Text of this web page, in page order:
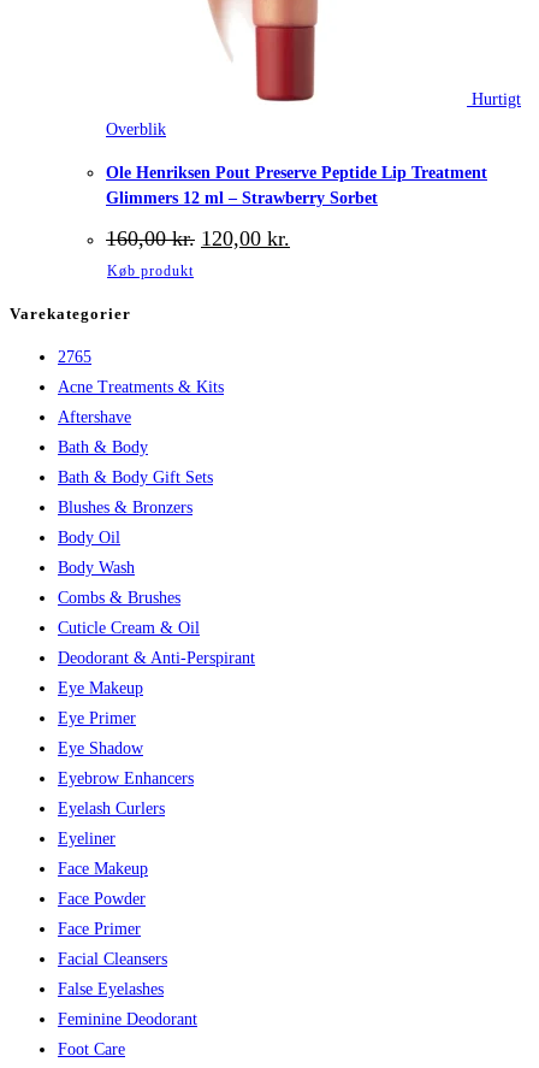
Hurtigt
Overblik
Ole Henriksen Pout Preserve Peptide Lip Treatment
Glimmers 12 ml – Strawberry Sorbet
160,00kr. Den
oprindelige
120,00 kr.
aktuelle
Køb produkt
Varekategorier
2765
Acne Treatments & Kits
Aftershave
Bath & Body
Bath & Body Gift Sets
Blushes & Bronzers
Body Oil
Body Wash
Combs & Brushes
Cuticle Cream & Oil
Deodorant & Anti-Perspirant
Eye Makeup
Eye Primer
Eye Shadow
Eyebrow Enhancers
Eyelash Curlers
Eyeliner
Face Makeup
Face Powder
Face Primer
Facial Cleansers
False Eyelashes
Feminine Deodorant
Foot Care